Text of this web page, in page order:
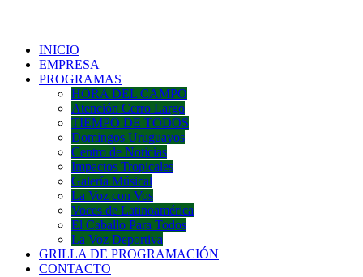
INICIO
EMPRESA
PROGRAMAS
HORA DEL CAMPO
Atención Cerro Largo
TIEMPO DE TODOS
Domingos Uruguayos
Centro de Noticias
Impactos Tropicales
Galería Músical
La Voz con Vos
Voces de Latinoamérica
El Caballo Para Todos
La Voz Deportiva
GRILLA DE PROGRAMACIÓN
CONTACTO